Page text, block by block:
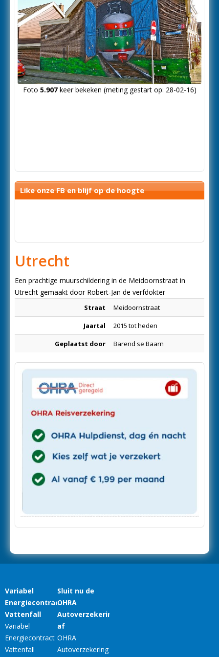
Foto 5.907keer bekeken (meting gestart op: 28-02-16)
Like onze FB en blijf op de hoogte
Utrecht
Een prachtige muurschildering in de Meidoornstraat in
Utrecht gemaakt door Robert-Jan de verfdokter
Straat Meidoornstraat
Jaartal 2015 tot heden
Geplaatst door Barend se Baarn